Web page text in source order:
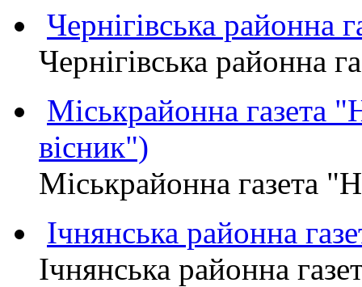
Чернігівська
Чернігівська
Міськрайонна
вісник")
Міськрайонна газета
Ічнянська районна
Ічнянська районна